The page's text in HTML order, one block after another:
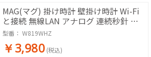
MAG(マグ) 掛け時計 壁掛け時計 Wi-Fi
と接続 無線LAN アナログ 連続秒針 静
音 インテリア シンプル 見やすい リビ
ング マンション 直径約30.5cm ホワイ
ト W819WHZ
型番： W819WHZ
￥3,980 (税込)